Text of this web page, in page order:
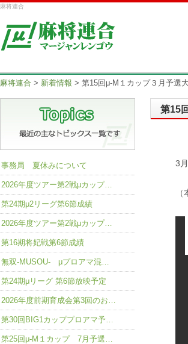
麻将連合
麻将連合 > 新着情報 > 第15回μ-M１カップ３月予選
第15
3
事務局 夏休みについて
2026年度ツアー第2戦μカップ…
第24期μ2リーグ第6節成績
2026年度ツアー第2戦μカップ…
第16期将妃戦第6節成績
無双-MUSOU- μプロアマ混…
第24期μリーグ 第6節放映予定
2026年度前期育成会第3回のお…
第30回BIG1カッププロアマ予…
第25回μ-M１カップ 7月予選…